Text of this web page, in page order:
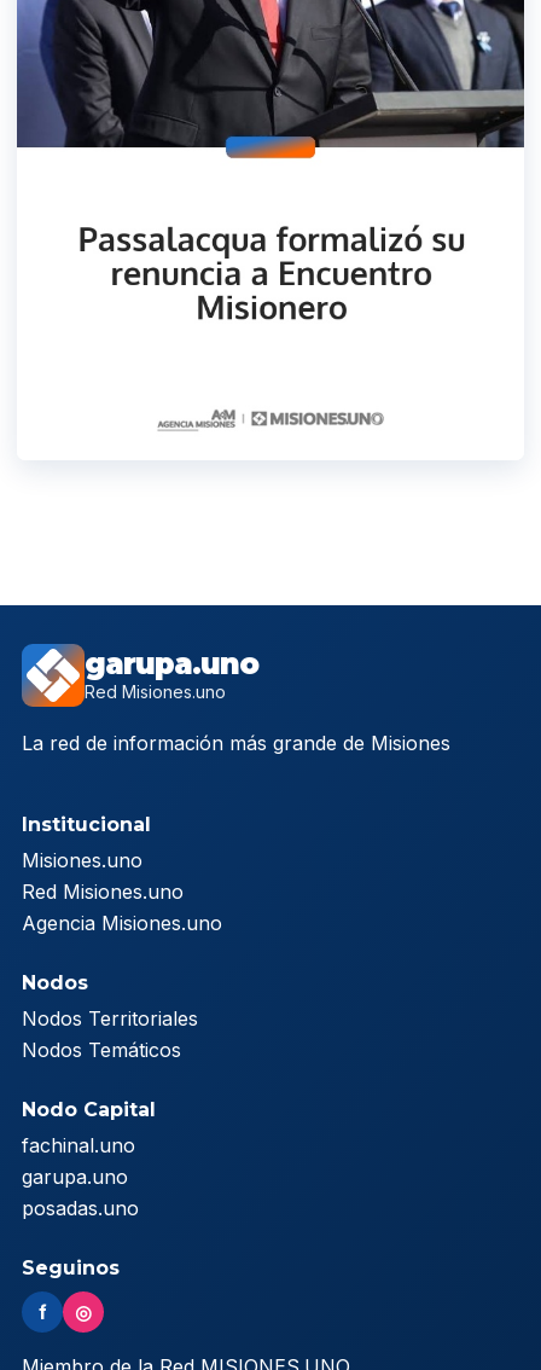
garupa.uno
Red Misiones.uno
La red de información más grande de Misiones
Institucional
Misiones.uno
Red Misiones.uno
Agencia Misiones.uno
Nodos
Nodos Territoriales
Nodos Temáticos
Nodo Capital
fachinal.uno
garupa.uno
posadas.uno
Seguinos
f ◎